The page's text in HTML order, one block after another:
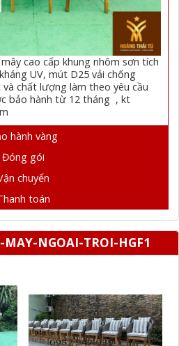
cao cấp khung nhôm sơn tích
UV, mút D25 vải chống
chất lượng làm theo yêu cầu
bảo hành từ 12 tháng , kt
hành vàng
Đóng gói
chuyển
toán
NGOAI-TROI-HGF1